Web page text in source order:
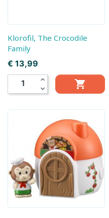
Klorofil, The Crocodile
Family
Prijs
€ 13,99
expand_less
expand_more
